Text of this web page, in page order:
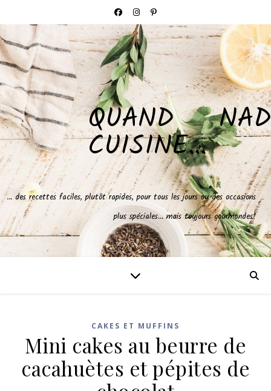
QUAND NAD
CUISINE…
… des recettes faciles, plutôt rapides, pour tous les jours ou des occasions
plus spéciales… mais toujours gourmandes!
CAKES ET MUFFINS
Mini cakes au beurre de
cacahuètes et pépites de